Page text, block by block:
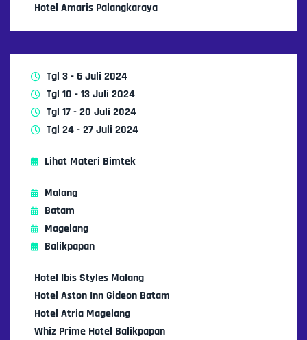
Hotel Amaris Palangkaraya
Tgl 3 - 6 Juli 2024
Tgl 10 - 13 Juli 2024
Tgl 17 - 20 Juli 2024
Tgl 24 - 27 Juli 2024
Lihat Materi Bimtek
Malang
Batam
Magelang
Balikpapan
Hotel Ibis Styles Malang
Hotel Aston Inn Gideon Batam
Hotel Atria Magelang
Whiz Prime Hotel Balikpapan